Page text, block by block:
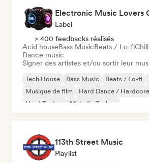
Electronic Music Lovers
Label
> 400 feedbacks réalisés
Acid houseBass MusicBeats / Lo-fi
Dance music
Signer des artistes et/ou sortir leur
Tech House Bass Music Beats / Lo-fi
Musique de film
Hard Dance /
Hard Techno
Melodic Techno
113th Street Music
Playlist